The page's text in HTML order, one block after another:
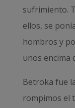
sufrimiento.
ellos, se
hombros y
unos encima
Betroka fue
rompimos el